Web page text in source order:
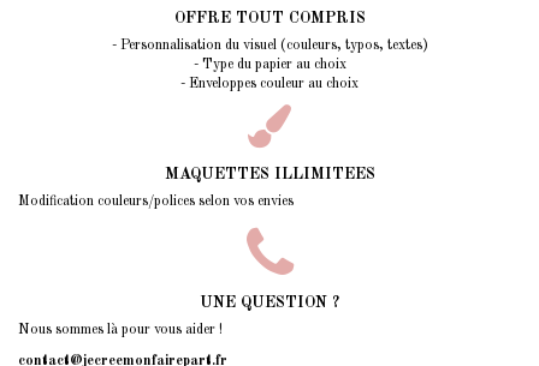
OFFRE TOUT COMPRIS
- Personnalisation du visuel (couleurs, typos, textes)
- Type du papier au choix
- Enveloppes couleur au choix
MAQUETTES ILLIMITEES
Modification couleurs/polices selon vos envies
UNE QUESTION ?
Nous sommes là pour vous aider !
contact@jecreemonfairepart.fr